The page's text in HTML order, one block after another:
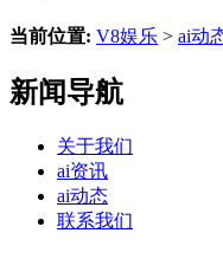
当前位置: V8娱乐 > ai动
新闻导航
关于我们
ai资讯
ai动态
联系我们